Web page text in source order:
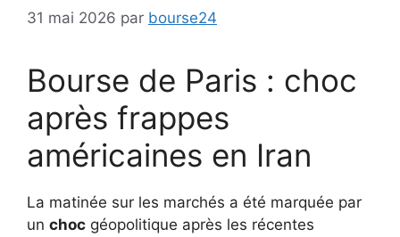
31 mai 2026 par bourse24
Bourse de Paris : choc
après frappes
américaines en Iran
La matinée sur les marchés a été marquée par
un choc géopolitique après les récentes